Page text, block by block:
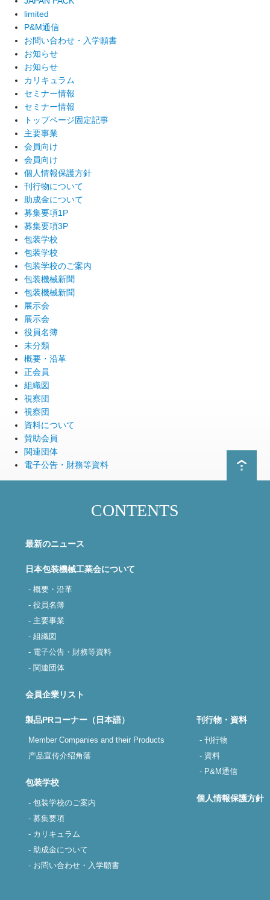
limited
P&M通信
お問い合わせ・入学願書
お知らせ
お知らせ
カリキュラム
セミナー情報
セミナー情報
トップページ固定記事
主要事業
会員向け
会員向け
個人情報保護方針
刊行物について
助成金について
募集要項1P
募集要項3P
包装学校
包装学校
包装学校のご案内
包装機械新聞
包装機械新聞
展示会
展示会
役員名簿
未分類
概要・沿革
正会員
組織図
視察団
視察団
資料について
賛助会員
関連団体
電子公告・財務等資料
CONTENTS
最新のニュース
日本包装機械工業会について
- 概要・沿革
- 役員名簿
- 主要事業
- 組織図
- 電子公告・財務等資料
- 関連団体
会員企業リスト
製品PRコーナー（日本語）
Member Companies and their Products
产品宣传介绍角落
包装学校
- 包装学校のご案内
- 募集要項
- カリキュラム
- 助成金について
- お問い合わせ・入学願書
刊行物・資料
- 刊行物
- 資料
- P&M通信
個人情報保護方針